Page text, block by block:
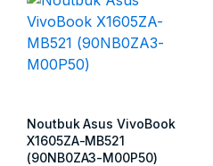
Noutbuk Asus VivoBook
X1605ZA-MB521
(90NB0ZA3-M00P50)